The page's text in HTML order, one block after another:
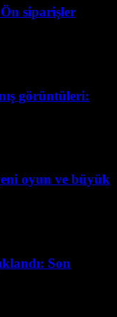
siparişler
görüntüleri:
oyun ve büyük
Son